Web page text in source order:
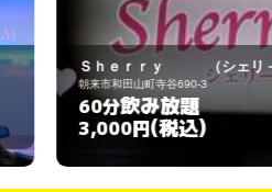
Wild Rose
朝来市和田山町立ノ原56-2
60分飲み放題
3,000円(税込)